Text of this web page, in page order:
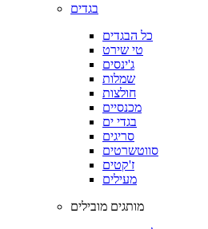
בגדים
כל הבגדים
טי שירט
ג'ינסים
שמלות
חולצות
מכנסיים
בגדי ים
סריגים
סווטשרטים
ז'קטים
מעילים
מותגים מובילים